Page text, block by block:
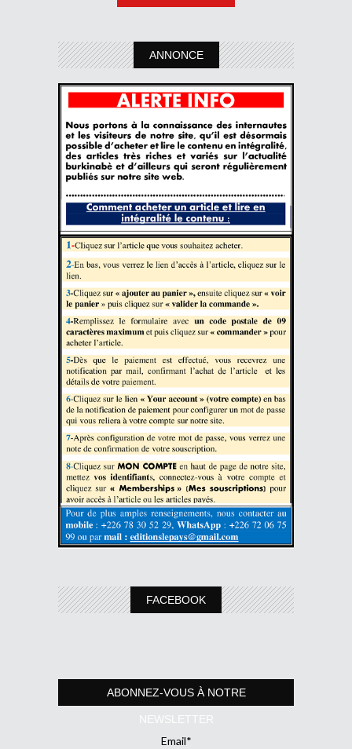
ANNONCE
FACEBOOK
ABONNEZ-VOUS À NOTRE
NEWSLETTER
Email*